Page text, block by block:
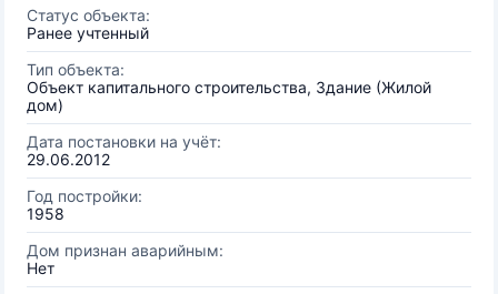
Статус объекта:
Ранее учтенный
Тип объекта:
Объект капитального строительства, Здание (Жилой
дом)
Дата постановки на учёт:
29.06.2012
Год постройки:
1958
Дом признан аварийным:
Нет